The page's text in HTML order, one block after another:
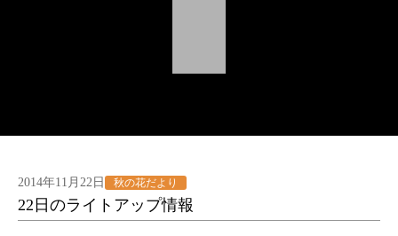
2014年11月22日 秋の花だより
22日のライトアップ情報